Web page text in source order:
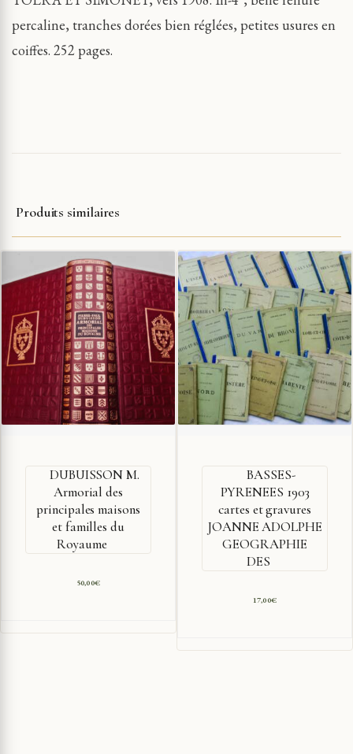
percaline, tranches dorées bien réglées, petites usures en
coiffes. 252 pages.
Produits similaires
DUBUISSON M.
Armorial des
principales maisons
et familles du
Royaume
50,00€
BASSES-
PYRENEES 1903
cartes et gravures
JOANNE ADOLPHE
GEOGRAPHIE
DES
17,00€